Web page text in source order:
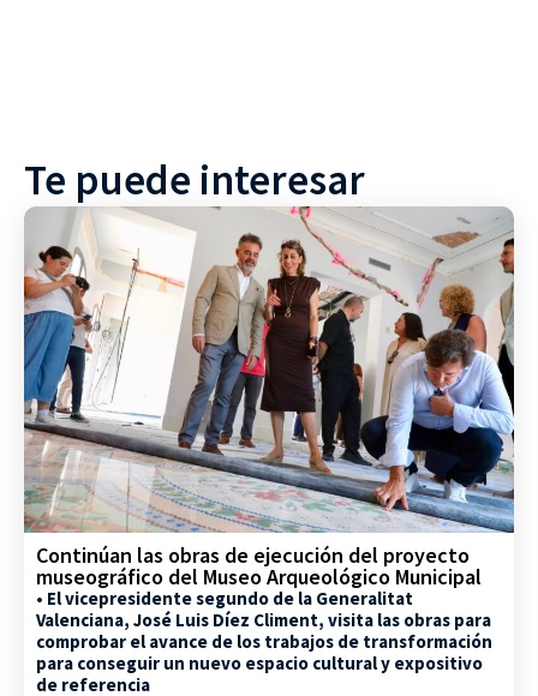
Te puede interesar
Continúan las obras de ejecución del proyecto
museográfico del Museo Arqueológico Municipal
• El vicepresidente segundo de la Generalitat
Valenciana, José Luis Díez Climent, visita las obras para
comprobar el avance de los trabajos de transformación
para conseguir un nuevo espacio cultural y expositivo
de referencia